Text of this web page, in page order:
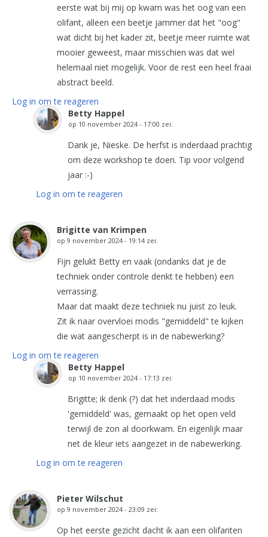
eerste wat bij mij op kwam was het oog van een
olifant, alleen een beetje jammer dat het "oog"
wat dicht bij het kader zit, beetje meer ruimte wat
mooier geweest, maar misschien was dat wel
helemaal niet mogelijk. Voor de rest een heel fraai
abstract beeld.
Log in om te reageren
Betty Happel
op 10 november 2024 - 17:00 zei:
Dank je, Nieske. De herfst is inderdaad prachtig
om deze workshop te doen. Tip voor volgend
jaar :-)
Log in om te reageren
Brigitte van Krimpen
op 9 november 2024 - 19:14 zei:
Fijn gelukt Betty en vaak (ondanks dat je de
techniek onder controle denkt te hebben) een
verrassing.
Maar dat maakt deze techniek nu juist zo leuk.
Zit ik naar overvloei modis "gemiddeld" te kijken
die wat aangescherpt is in de nabewerking?
Log in om te reageren
Betty Happel
op 10 november 2024 - 17:13 zei:
Brigitte; ik denk (?) dat het inderdaad modis
'gemiddeld' was, gemaakt op het open veld
terwijl de zon al doorkwam. En eigenlijk maar
net de kleur iets aangezet in de nabewerking.
Log in om te reageren
Pieter Wilschut
op 9 november 2024 - 23:09 zei:
Op het eerste gezicht dacht ik aan een olifanten